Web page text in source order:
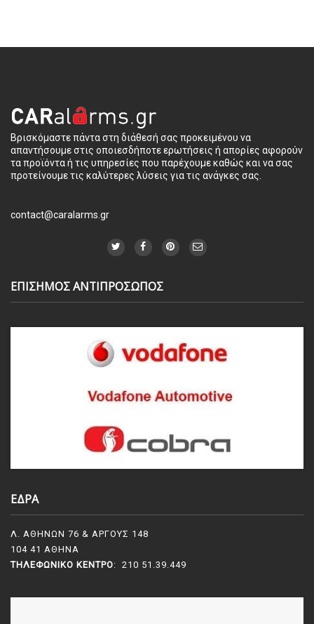
Βρισκόμαστε πάντα στη διάθεσή σας προκειμένου να
απαντήσουμε στις οποιεσδήποτε ερωτήσεις ή απορίες αφορούν
τα προϊόντα ή τις υπηρεσίες που παρέχουμε καθώς και να σας
προτείνουμε τις καλύτερες λύσεις για τις ανάγκες σας.
contact@caralarms.gr
ΕΠΙΣΗΜΟΣ ΑΝΤΙΠΡΟΣΩΠΟΣ
ΕΔΡΑ
Λ. ΑΘΗΝΩΝ 76 & ΑΡΓΟΥΣ 148
104 41 ΑΘΗΝΑ
ΤΗΛΕΦΩΝΙΚΌ ΚΈΝΤΡΟ: 210 51.39.449